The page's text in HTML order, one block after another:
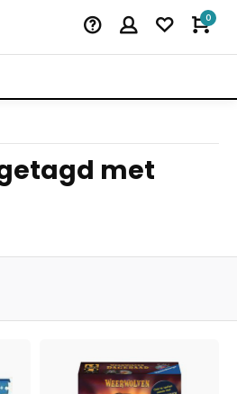
0
met